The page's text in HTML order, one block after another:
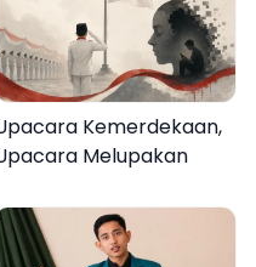
Kemerdekaan,
Melupakan